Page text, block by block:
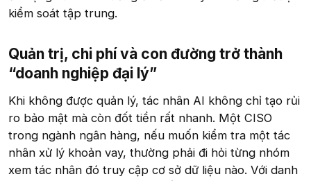
kiểm soát tập trung.
Quản trị, chi phí và con đường trở thành
“doanh nghiệp đại lý”​
Khi không được quản lý, tác nhân AI không chỉ tạo rủi
ro bảo mật mà còn đốt tiền rất nhanh. Một CISO
trong ngành ngân hàng, nếu muốn kiểm tra một tác
nhân xử lý khoản vay, thường phải đi hỏi từng nhóm
xem tác nhân đó truy cập cơ sở dữ liệu nào. Với danh